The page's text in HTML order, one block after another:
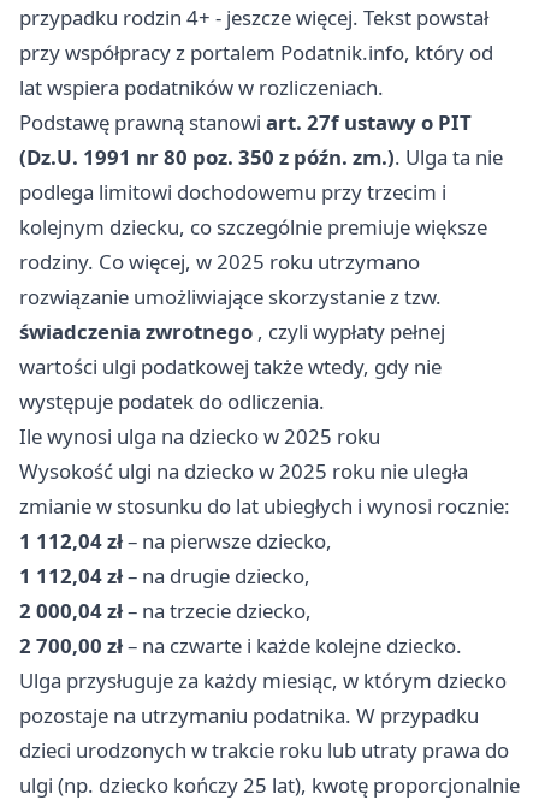
przypadku rodzin 4+ - jeszcze więcej. Tekst powstał
przy współpracy z portalem Podatnik.info, który od
lat wspiera podatników w rozliczeniach.
Podstawę prawną stanowi art. 27f ustawy o PIT
(Dz.U. 1991 nr 80 poz. 350 z późn. zm.). Ulga ta nie
podlega limitowi dochodowemu przy trzecim i
kolejnym dziecku, co szczególnie premiuje większe
rodziny. Co więcej, w 2025 roku utrzymano
rozwiązanie umożliwiające skorzystanie z tzw.
świadczenia zwrotnego , czyli wypłaty pełnej
wartości ulgi podatkowej także wtedy, gdy nie
występuje podatek do odliczenia.
Ile wynosi ulga na dziecko w 2025 roku
Wysokość ulgi na dziecko w 2025 roku nie uległa
zmianie w stosunku do lat ubiegłych i wynosi rocznie:
1 112,04 zł– na pierwsze dziecko,
1 112,04 zł– na drugie dziecko,
2 000,04 zł– na trzecie dziecko,
2 700,00 zł– na czwarte i każde kolejne dziecko.
Ulga przysługuje za każdy miesiąc, w którym dziecko
pozostaje na utrzymaniu podatnika. W przypadku
dzieci urodzonych w trakcie roku lub utraty prawa do
ulgi (np. dziecko kończy 25 lat), kwotę proporcjonalnie